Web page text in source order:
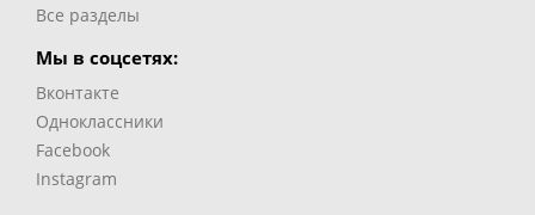
Все разделы
Мы в соцсетях:
Вконтакте
Одноклассники
Facebook
Instagram